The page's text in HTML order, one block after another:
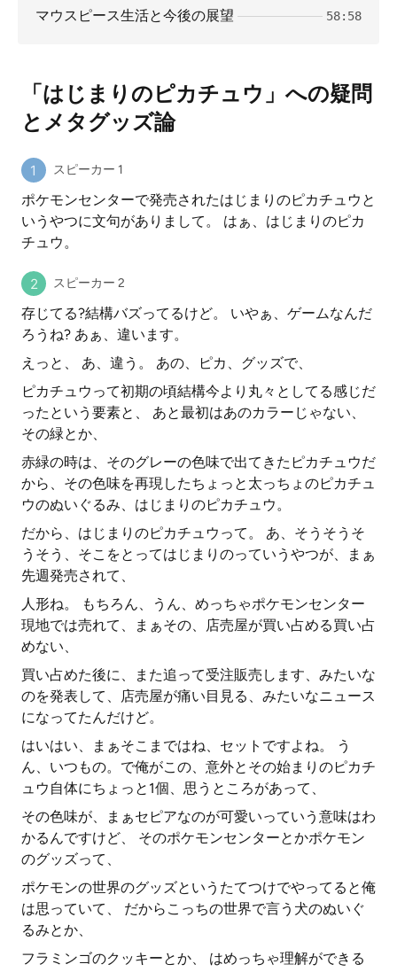
マウスピース生活と今後の展望 58:58
「はじまりのピカチュウ」への疑問
とメタグッズ論
スピーカー 1
ポケモンセンターで発売されたはじまりのピカチュウと
いうやつに文句がありまして。 はぁ、はじまりのピカ
チュウ。
スピーカー 2
存じてる?結構バズってるけど。 いやぁ、ゲームなんだ
ろうね? あぁ、違います。
えっと、 あ、違う。 あの、ピカ、グッズで、
ピカチュウって初期の頃結構今より丸々としてる感じだ
ったという要素と、 あと最初はあのカラーじゃない、
その緑とか、
赤緑の時は、そのグレーの色味で出てきたピカチュウだ
から、その色味を再現したちょっと太っちょのピカチュ
ウのぬいぐるみ、はじまりのピカチュウ。
だから、はじまりのピカチュウって。 あ、そうそうそ
うそう、そこをとってはじまりのっていうやつが、まぁ
先週発売されて、
人形ね。 もちろん、うん、めっちゃポケモンセンター
現地では売れて、まぁその、店売屋が買い占める買い占
めない、
買い占めた後に、また追って受注販売します、みたいな
のを発表して、店売屋が痛い目見る、みたいなニュース
になってたんだけど。
はいはい、まぁそこまではね、セットですよね。 う
ん、いつもの。で俺がこの、意外とその始まりのピカチ
ュウ自体にちょっと1個、思うところがあって、
その色味が、まぁセピアなのが可愛いっていう意味はわ
かるんですけど、 そのポケモンセンターとかポケモン
のグッズって、
ポケモンの世界のグッズというたてつけでやってると俺
は思っていて、 だからこっちの世界で言う犬のぬいぐ
るみとか、
フラミンゴのクッキーとか、 はめっちゃ理解ができる